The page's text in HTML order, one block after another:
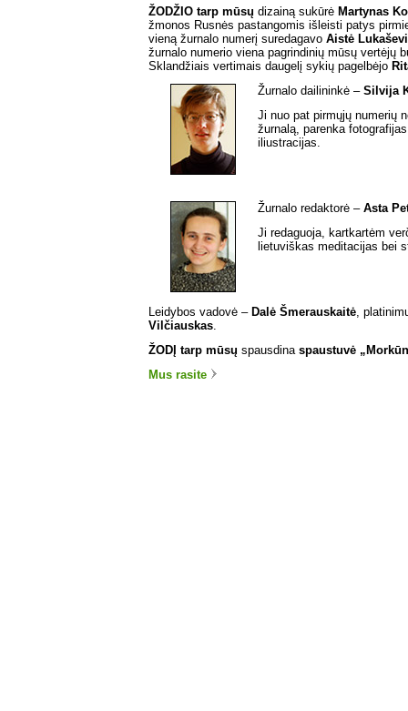
ŽODŽIO tarp mūsų dizainą sukūrė Martynas
žmonos Rusnės pastangomis išleisti patys
vieną žurnalo numerį suredagavo Aistė
žurnalo numerio viena pagrindinių mūsų vertėjų
Sklandžiais vertimais daugelį sykių pagelbėjo
Žurnalo dailininkė – Silvija
Ji nuo pat pirmųjų numerių
žurnalą, parenka
iliustracijas.
Žurnalo redaktorė – Asta
Ji redaguoja, kartkartėm
lietuviškas meditacijas bei
Leidybos vadovė – Dalė Šmerauskaitė ,
Vilčiauskas
ŽODĮ tarp mūsų spausdina spaustuvė
Mus rasite